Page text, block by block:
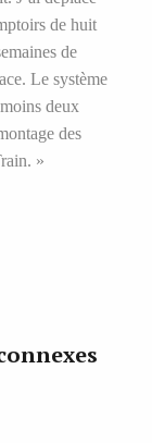
de huit
de
Le système
deux
des
»